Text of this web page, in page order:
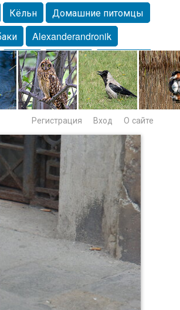
Кёльн
Домашние питомцы
Alexanderandronik
Осень Портрет
Домашние
птицы Утка Самара
Лебеди
Регистрация Вход О сайте